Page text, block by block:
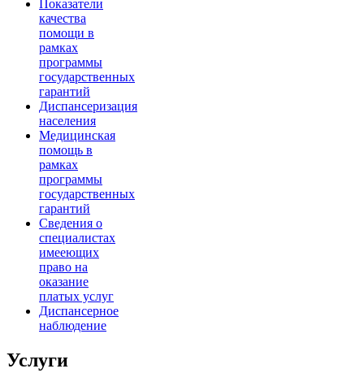
Показатели
качества
помощи в
рамках
программы
государственных
гарантий
Диспансеризация
населения
Медицинская
помощь в
рамках
программы
государственных
гарантий
Сведения о
специалистах
имееющих
право на
оказание
платых услуг
Диспансерное
наблюдение
Услуги